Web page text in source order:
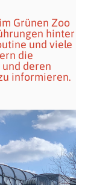
Grünen Zoo
hinter
und viele
die
deren
informieren.